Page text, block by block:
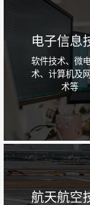
电子信息
软件技术、微
术、计算机及
术等
航天航空